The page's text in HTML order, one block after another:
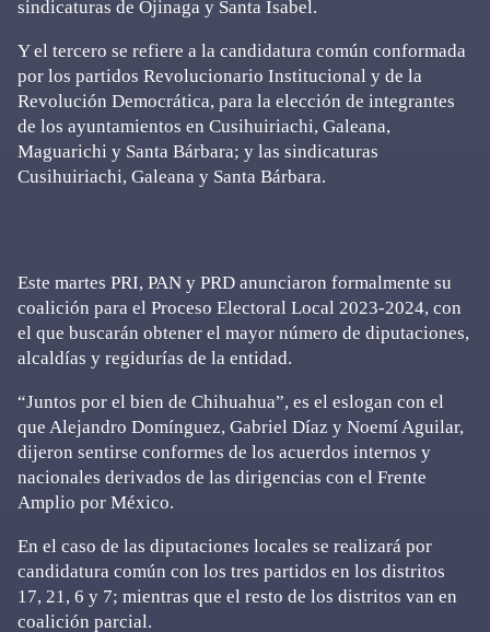
sindicaturas de Ojinaga y Santa Isabel.
Y el tercero se refiere a la candidatura común conformada
por los partidos Revolucionario Institucional y de la
Revolución Democrática, para la elección de integrantes
de los ayuntamientos en Cusihuiriachi, Galeana,
Maguarichi y Santa Bárbara; y las sindicaturas
Cusihuiriachi, Galeana y Santa Bárbara.
Este martes PRI, PAN y PRD anunciaron formalmente su
coalición para el Proceso Electoral Local 2023-2024, con
el que buscarán obtener el mayor número de diputaciones,
alcaldías y regidurías de la entidad.
“Juntos por el bien de Chihuahua”, es el eslogan con el
que Alejandro Domínguez, Gabriel Díaz y Noemí Aguilar,
dijeron sentirse conformes de los acuerdos internos y
nacionales derivados de las dirigencias con el Frente
Amplio por México.
En el caso de las diputaciones locales se realizará por
candidatura común con los tres partidos en los distritos
17, 21, 6 y 7; mientras que el resto de los distritos van en
coalición parcial.